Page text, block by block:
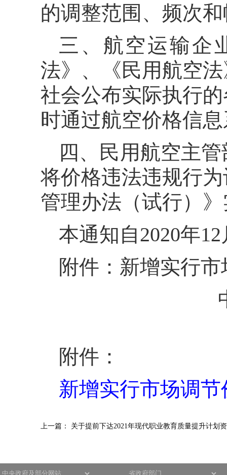
的调整范围、频次
三、航空运输企
法》、《民用航空
社会公布实际执行
时通过航空价格信
四、民用航空主
将价格违法违规行
管理办法（试行）
本通知自2020年
附件：新增实行
附件：
新增实行市场调
上一篇： 关于提前下达2021年现代职业教育质量提升计划